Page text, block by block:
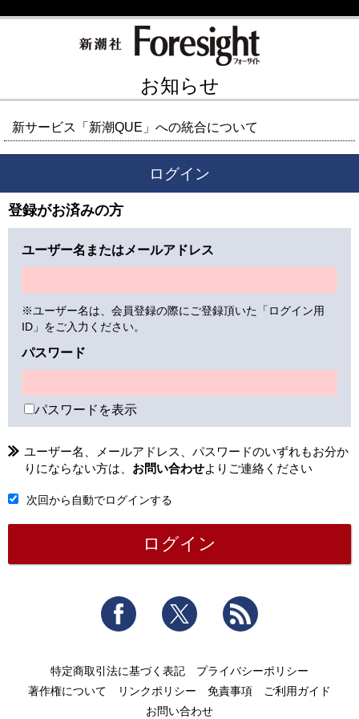
お知らせ
新サービス「新潮QUE」への統合について
ログイン
登録がお済みの方
ユーザー名またはメールアドレス
※ユーザー名は、会員登録の際にご登録頂いた「ログイン用
ID」をご入力ください。
パスワード
パスワードを表示
ユーザー名、メールアドレス、パスワードのいずれもお分か
りにならない方は、 お問い合わせよりご連絡ください
次回から自動でログインする
Facebook Twitter
特定商取引法に基づく表記
プライバシーポリシー
著作権について
リンクポリシー 免責事項
ご利用ガイド
お問い合わせ